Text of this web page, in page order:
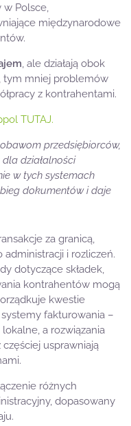
w Polsce,
międzynarodowe
, ale działają obok
tym mniej problemów
z kontrahentami.
TUTAJ.
przedsiębiorców,
działalności
w tych systemach
dokumentów i daje
za granicą,
i rozliczeń.
dotyczące składek,
kontrahentów mogą
kwestie
fakturowania –
a rozwiązania
usprawniają
różnych
dopasowany